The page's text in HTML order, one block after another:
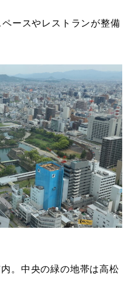
ースやレストランが整備
。中央の緑の地帯は高松